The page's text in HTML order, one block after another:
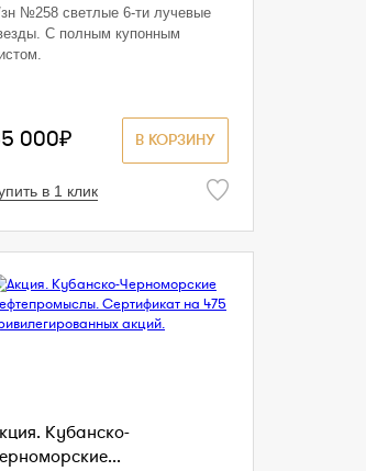
№258 светлые 6-ти лучевые
С полным купонным
В КОРЗИНУ
000₽
в 1 клик
Кубанско-